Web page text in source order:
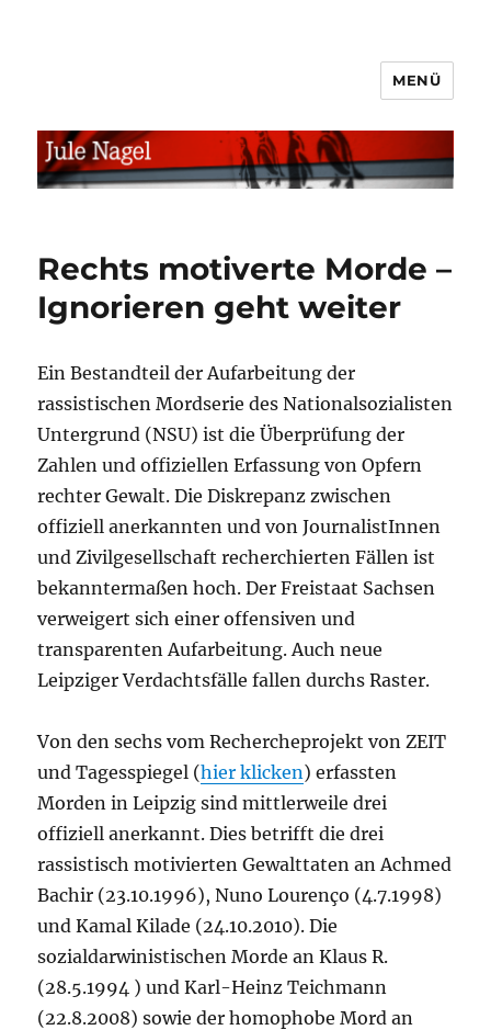
MENÜ
Rechts motiverte Morde –
Ignorieren geht weiter
Ein Bestandteil der Aufarbeitung der
rassistischen Mordserie des Nationalsozialisten
Untergrund (NSU) ist die Überprüfung der
Zahlen und offiziellen Erfassung von Opfern
rechter Gewalt. Die Diskrepanz zwischen
offiziell anerkannten und von JournalistInnen
und Zivilgesellschaft recherchierten Fällen ist
bekanntermaßen hoch. Der Freistaat Sachsen
verweigert sich einer offensiven und
transparenten Aufarbeitung. Auch neue
Leipziger Verdachtsfälle fallen durchs Raster.
Von den sechs vom Rechercheprojekt von ZEIT
und Tagesspiegel (hier klicken) erfassten
Morden in Leipzig sind mittlerweile drei
offiziell anerkannt. Dies betrifft die drei
rassistisch motivierten Gewalttaten an Achmed
Bachir (23.10.1996), Nuno Lourenço (4.7.1998)
und Kamal Kilade (24.10.2010). Die
sozialdarwinistischen Morde an Klaus R.
(28.5.1994 ) und Karl-Heinz Teichmann
(22.8.2008) sowie der homophobe Mord an